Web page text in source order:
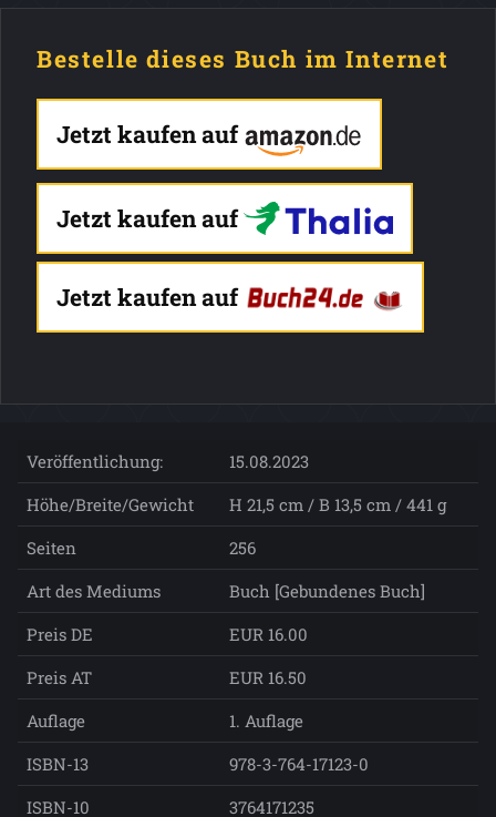
Bestelle dieses Buch im Internet
Jetzt kaufen auf
Jetzt kaufen auf
Jetzt kaufen auf
Veröffentlichung:
15.08.2023
Höhe/Breite/Gewicht
H 21,5 cm / B 13,5 cm / 441 g
Seiten
256
Art des Mediums
Buch [Gebundenes Buch]
Preis DE
EUR 16.00
Preis AT
EUR 16.50
Auflage
1. Auflage
ISBN-13
978-3-764-17123-0
ISBN-10
3764171235